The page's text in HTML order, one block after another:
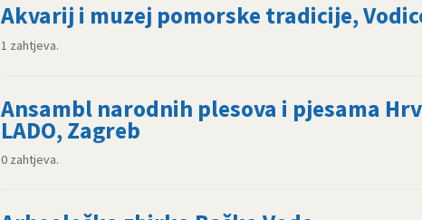
Akvarij i muzej pomorske tradicije,
1 zahtjeva.
Ansambl narodnih plesova i pjesama
LADO, Zagreb
0 zahtjeva.